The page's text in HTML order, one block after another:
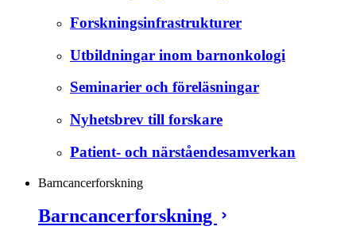
Forskningsinfrastrukturer
Utbildningar inom barnonkologi
Seminarier och föreläsningar
Nyhetsbrev till forskare
Patient- och närståendesamverkan
Barncancerforskning
Barncancerforskning